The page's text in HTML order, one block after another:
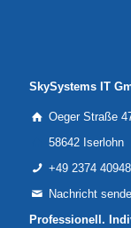
SkySystems IT
Oeger Straße
58642 Iserlohn
+49 2374
Nachricht
Professionell.